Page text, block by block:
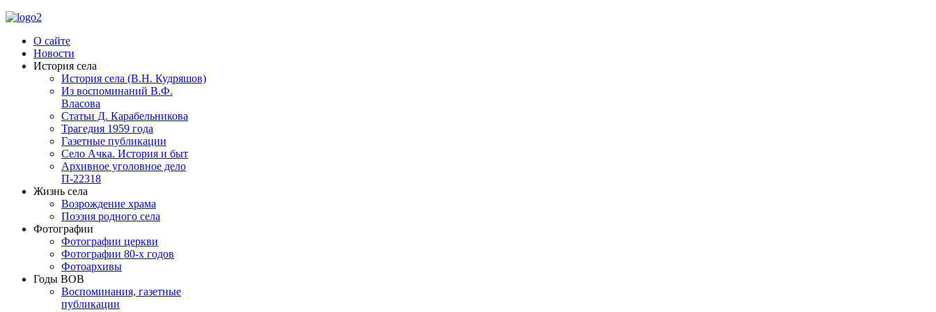
О сайте
Новости
История села
История села (В.Н. Кудряшов)
Из воспоминаний В.Ф.
Власова
Статьи Д. Карабельникова
Трагедия 1959 года
Газетные публикации
Село Ачка. История и быт
Архивное уголовное дело
П-22318
Жизнь села
Возрождение храма
Поэзия родного села
Фотографии
Фотографии церкви
Фотографии 80-х годов
Фотоархивы
Годы ВОВ
Воспоминания, газетные
публикации